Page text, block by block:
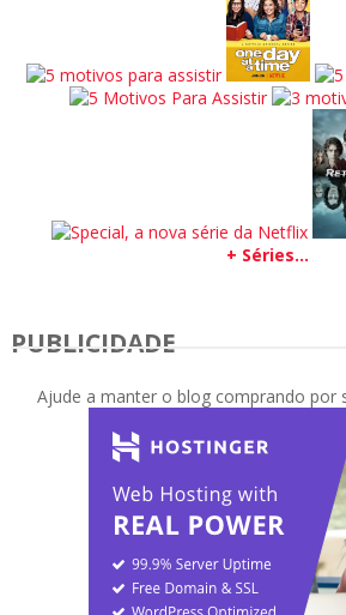
+ Séries...
PUBLICIDADE
Ajude a manter o blog comprando por